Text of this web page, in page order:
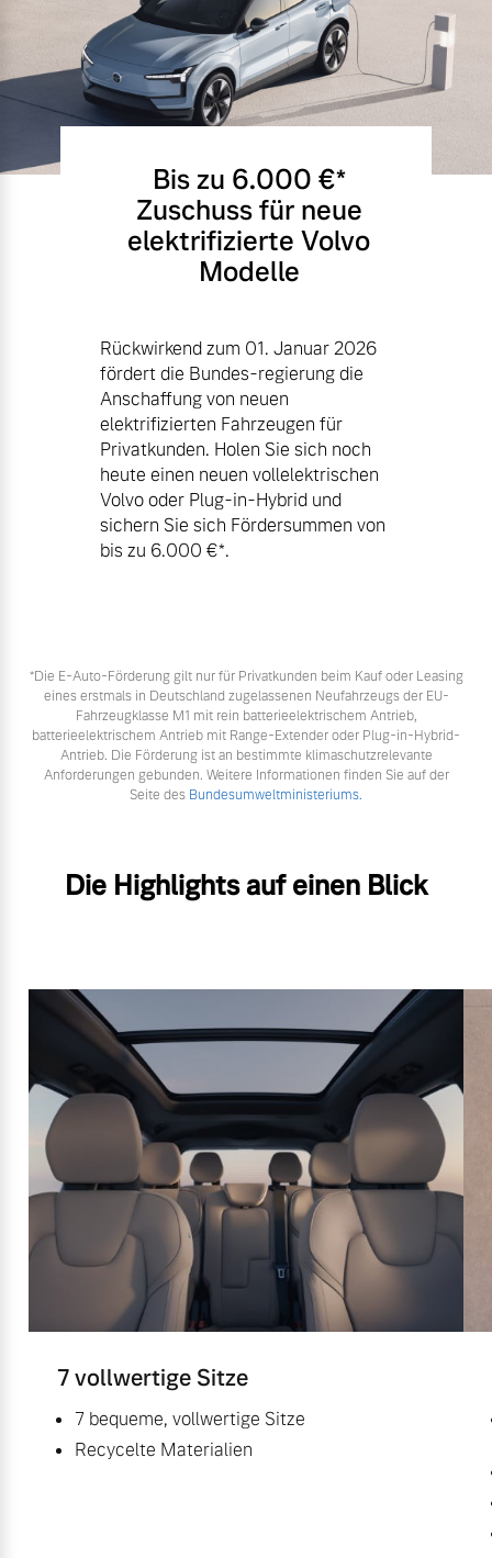
Bis zu 6.000 €⁠*
Zuschuss für neue
elektrifizierte Volvo
Modelle
Rückwirkend zum 01. Januar 2026
fördert die Bundes-regierung die
Anschaffung von neuen
elektrifizierten Fahrzeugen für
Privatkunden. Holen Sie sich noch
heute einen neuen vollelektrischen
Volvo oder Plug-in-Hybrid und
sichern Sie sich Fördersummen von
bis zu 6.000 €⁠*.
*Die E‑Auto-Förderung gilt nur für Privatkunden beim Kauf oder Leasing
eines erstmals in Deutschland zugelassenen Neufahrzeugs der EU-
Fahrzeugklasse M1 mit rein batterieelektrischem Antrieb,
batterieelektrischem Antrieb mit Range-Extender oder Plug-in-Hybrid-
Antrieb. Die Förderung ist an bestimmte klimaschutzrelevante
Anforderungen gebunden. Weitere Informationen finden Sie auf der
Seite des Bundesumweltministeriums.
Die Highlights auf einen Blick
7 vollwertige Sitze
7 bequeme, vollwertige Sitze
Recycelte Materialien